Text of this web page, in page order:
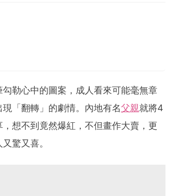
勒心中的圖案，成人看來可能毫無章
「翻轉」的劇情。內地有名父親就將4
，想不到竟然爆紅，不但畫作大賣，更
驚又喜。